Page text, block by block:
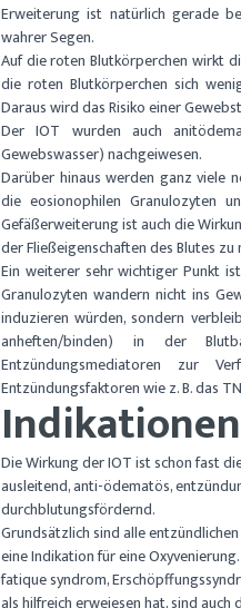
Erweiterung ist natürlich gerade
wahrer Segen.
Auf die roten Blutkörperchen wirkt
die roten Blutkörperchen sich
Daraus wird das Risiko einer
Der IOT wurden auch
Gewebswasser) nachgeiwesen.
Darüber hinaus werden ganz viele
die eosionophilen Granulozyten
Gefäßerweiterung ist auch die
der Fließeigenschaften des Blutes zu
Ein weiterer sehr wichtiger Punkt
Granulozyten wandern nicht ins
induzieren würden, sondern
anheften/binden) in der
Entzündungsmediatoren zur
Entzündungsfaktoren wie z. B. das
Die Wirkung der IOT ist schon fast
ausleitend, anti-ödematös,
durchblutungsfördernd.
Grundsätzlich sind alle
eine Indikation für eine
fatique syndrom,
als hilfreich erweiesen hat, sind auch